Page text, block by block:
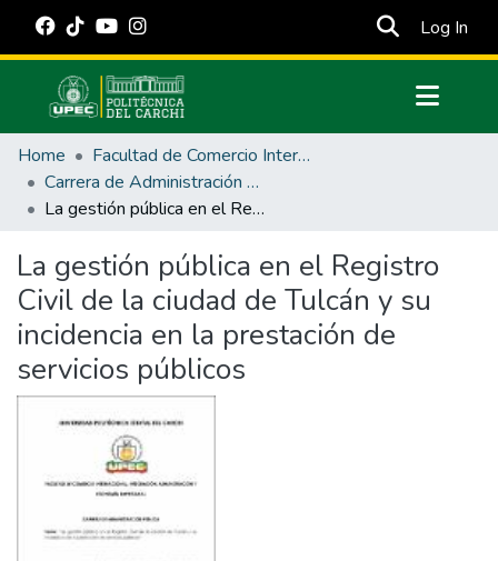
Log In
Communities & Collections
All of DSpace
Statistics
Estadísticas Externas
Manuales
Home
Facultad de Comercio Internacional, Integración, Administración y Economía Empresarial
Carrera de Administración Pública
La gestión pública en el Registro Civil de la ciudad de Tulcán y su incidencia en la prestación de servicios públicos
La gestión pública en el Registro
Civil de la ciudad de Tulcán y su
incidencia en la prestación de
servicios públicos